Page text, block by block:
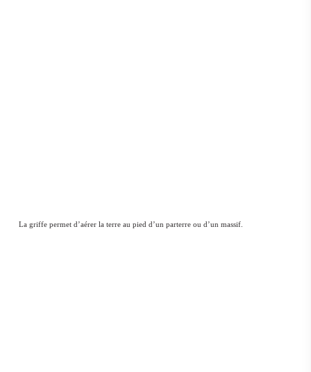
La griffe permet d’aérer la terre au pied d’un parterre ou d’un massif.